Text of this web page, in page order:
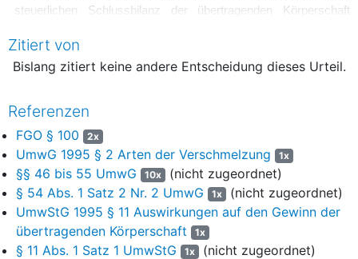
steuerlichen Schlussbilanz der übertragenden Körperschaft
Übertragungsstichtag angefallene Verschmelzungskosten bei
der übertragenden Körperschaft gewinnmindernd berücksichtigt
2
Die am 27. Juli 1990 gegründete Klägerin ist eine
Gesellschaft mit beschränkter Haftung mit Sitz in R. Zum 20.
Dezember 2001 erwarb ihre damalige Alleingesellschafterin, die
… Company (im Folgenden: Company) mit Sitz in den USA,
sämtliche Anteile an der ebenfalls in R ansässigen B GmbH (im
Folgenden: GmbH) und übertrug am gleichen Tag an diese 49%
der Anteile an der Klägerin zu einem Kaufpreis von 1 DM. An der
Klägerin waren demnach fortan die Company mit 51% und die
GmbH mit 49% beteiligt. Alleiniger Unternehmenszweck der
Zitiert von
Bislang zitiert keine andere Entscheidung dieses Urteil.
Referenzen
FGO § 100 2x
UmwG 1995 § 2 Arten der Verschmelzung 1x
§§ 46 bis 55 UmwG 10x (nicht zugeordnet)
§ 54 Abs. 1 Satz 2 Nr. 2 UmwG
1x (nicht zugeordnet)
UmwStG 1995 § 11 Auswirkungen auf den Gewinn der
übertragenden Körperschaft
1x
§ 11 Abs. 1 Satz 1 UmwStG 1x (nicht zugeordnet)